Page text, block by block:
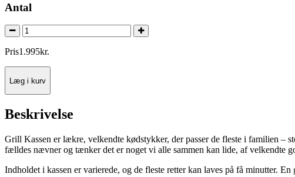
Antal
Pris1.995kr.
Læg i kurv
Beskrivelse
Grill Kassen er lækre, velkendte kødstykker, der passer de fleste i familien –
fælldes nævner og tænker det er noget vi alle sammen kan lide, af velkendte
Indholdet i kassen er varierede, og de fleste retter kan laves på få minutter.